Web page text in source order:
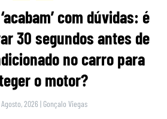
com dúvidas: é
30 segundos antes de
no carro para
o motor?
2026 | Gonçalo Viegas